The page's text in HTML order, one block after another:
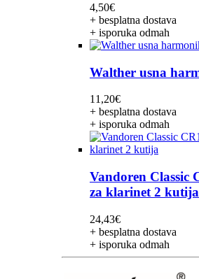
4,50€
+ besplatna dostava
+ isporuka odmah
Walther usna
11,20€
+ besplatna dostava
+ isporuka odmah
Vandoren Classic
za klarinet 2 kutija
24,43€
+ besplatna dostava
+ isporuka odmah